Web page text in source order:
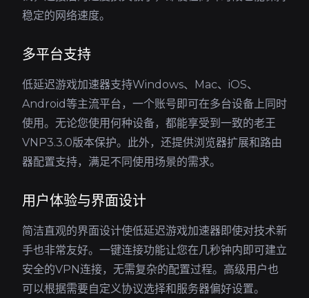
稳定的网络速度。
多平台支持
低延迟游戏加速器支持Windows、Mac、iOS、
Android等主流平台，一个账号即可在多台设备上同时
使用。无论您使用何种设备，都能享受到一致的老王
VNP3.3.0版本保护。此外，还提供浏览器扩展和路由
器配置支持，满足不同使用场景的需求。
用户体验与界面设计
简洁直观的界面设计使低延迟游戏加速器即使对技术新
手也非常友好。一键连接功能让您在几秒钟内即可建立
安全的VPN连接，无需复杂的配置过程。高级用户也
可以根据需要自定义协议选择和服务器偏好设置。